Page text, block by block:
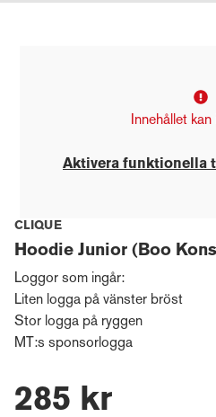
Innehållet kan
Aktivera funktionella
CLIQUE
Hoodie Junior (Boo
Loggor som ingår:
Liten logga på vänster bröst
Stor logga på ryggen
MT:s sponsorlogga
285 kr